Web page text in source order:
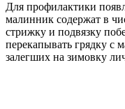
Для профилактики
малинник содержат в
стрижку и подвязку
перекапывать грядку с
залегших на зимовку